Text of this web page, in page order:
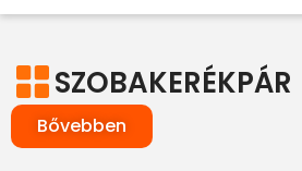
SZOBAKERÉKPÁR
Bővebben